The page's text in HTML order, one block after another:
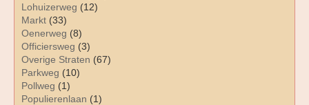
Lohuizerweg (12)
Markt (33)
Oenerweg (8)
Officiersweg (3)
Overige Straten (67)
Parkweg (10)
Pollweg (1)
Populierenlaan (1)